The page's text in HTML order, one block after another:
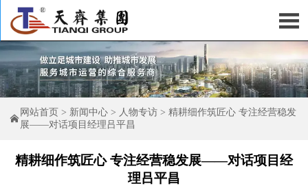


网站首页 > 新闻中心 > 人物专访 > 精耕细作筑匠心 专注经营稳发
展——对话项目经理吕平昌
精耕细作筑匠心 专注经营稳发展——对话项目经
理吕平昌